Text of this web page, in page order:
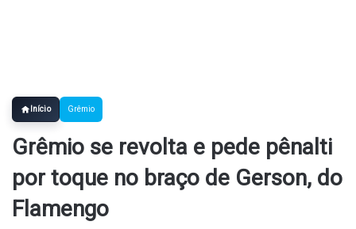
Início Grêmio
Grêmio se revolta e pede pênalti
por toque no braço de Gerson, do
Flamengo